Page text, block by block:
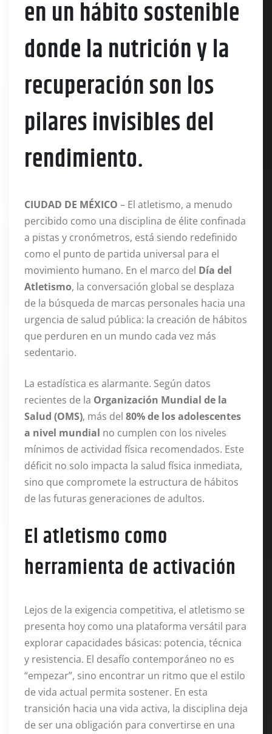
en un hábito sostenible
donde la nutrición y la
recuperación son los
pilares invisibles del
rendimiento.
CIUDAD DE MÉXICO – El atletismo, a menudo
percibido como una disciplina de élite confinada
a pistas y cronómetros, está siendo redefinido
como el punto de partida universal para el
movimiento humano. En el marco del Día del
Atletismo, la conversación global se desplaza
de la búsqueda de marcas personales hacia una
urgencia de salud pública: la creación de hábitos
que perduren en un mundo cada vez más
sedentario.
La estadística es alarmante. Según datos
recientes de la Organización Mundial de la
Salud (OMS), más del 80% de los adolescentes
a nivel mundial no cumplen con los niveles
mínimos de actividad física recomendados. Este
déficit no solo impacta la salud física inmediata,
sino que compromete la estructura de hábitos
de las futuras generaciones de adultos.
El atletismo como
herramienta de activación
Lejos de la exigencia competitiva, el atletismo se
presenta hoy como una plataforma versátil para
explorar capacidades básicas: potencia, técnica
y resistencia. El desafío contemporáneo no es
“empezar”, sino encontrar un ritmo que el estilo
de vida actual permita sostener. En esta
transición hacia una vida activa, la disciplina deja
de ser una obligación para convertirse en una